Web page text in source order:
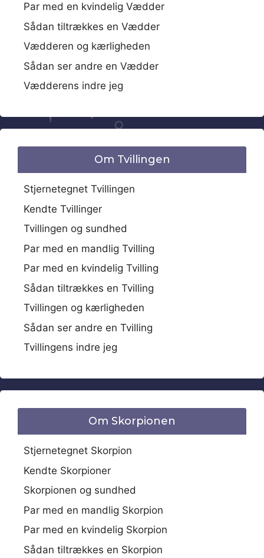
Par med en kvindelig Vædder
Sådan tiltrækkes en Vædder
Vædderen og kærligheden
Sådan ser andre en Vædder
Vædderens indre jeg
Om Tvillingen
Stjernetegnet Tvillingen
Kendte Tvillinger
Tvillingen og sundhed
Par med en mandlig Tvilling
Par med en kvindelig Tvilling
Sådan tiltrækkes en Tvilling
Tvillingen og kærligheden
Sådan ser andre en Tvilling
Tvillingens indre jeg
Om Skorpionen
Stjernetegnet Skorpion
Kendte Skorpioner
Skorpionen og sundhed
Par med en mandlig Skorpion
Par med en kvindelig Skorpion
Sådan tiltrækkes en Skorpion